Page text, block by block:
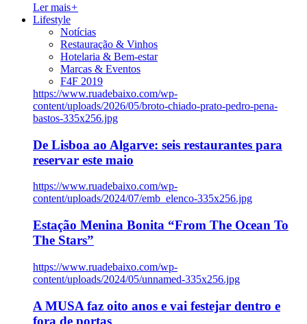
Ler mais+
Lifestyle
Notícias
Restauração & Vinhos
Hotelaria & Bem-estar
Marcas & Eventos
F4F 2019
https://www.ruadebaixo.com/wp-
content/uploads/2026/05/broto-chiado-prato-pedro-pena-
bastos-335x256.jpg
De Lisboa ao Algarve: seis restaurantes para
reservar este maio
https://www.ruadebaixo.com/wp-
content/uploads/2024/07/emb_elenco-335x256.jpg
Estação Menina Bonita “From The Ocean To
The Stars”
https://www.ruadebaixo.com/wp-
content/uploads/2024/05/unnamed-335x256.jpg
A MUSA faz oito anos e vai festejar dentro e
fora de portas